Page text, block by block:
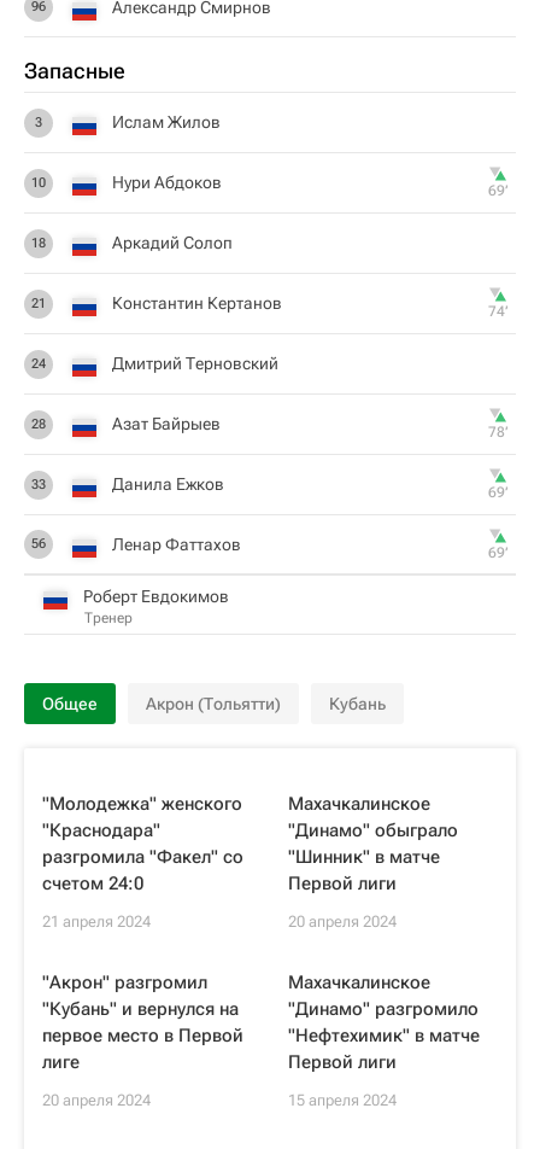
96 Александр Смирнов
Запасные
3 Ислам Жилов
10 Нури Абдоков 69‎’‎
18 Аркадий Солоп
21 Константин Кертанов 74‎’‎
24 Дмитрий Терновский
28 Азат Байрыев 78‎’‎
33 Данила Ежков 69‎’‎
56 Ленар Фаттахов 69‎’‎
Роберт Евдокимов
Тренер
Общее Акрон (Тольятти) Кубань
"Молодежка" женского
"Краснодара"
разгромила "Факел" со
счетом 24:0
21 апреля 2024
Махачкалинское
"Динамо" обыграло
"Шинник" в матче
Первой лиги
20 апреля 2024
"Акрон" разгромил
"Кубань" и вернулся на
первое место в Первой
лиге
20 апреля 2024
Махачкалинское
"Динамо" разгромило
"Нефтехимик" в матче
Первой лиги
15 апреля 2024